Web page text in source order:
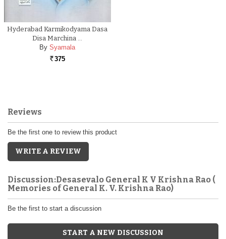
Hyderabad Karmikodyama Dasa
Disa Marchina …
By Syamala
Rs. 375
Reviews
Be the first one to review this product
WRITE A REVIEW
Discussion:Desasevalo General K V Krishna Rao (
Memories of General K. V. Krishna Rao)
Be the first to start a discussion
START A NEW DISCUSSION